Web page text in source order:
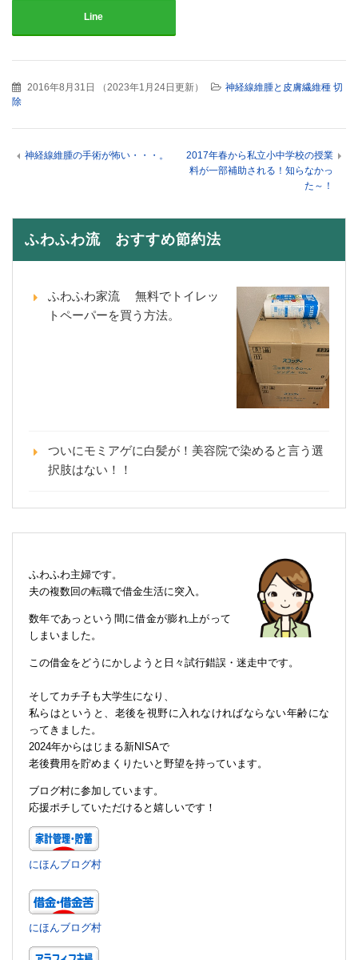
Line
2016年8月31日 （2023年1月24日更新）
神経線維腫と皮膚繊維種 切
除
神経線維腫の手術が怖い・・・。
2017年春から私立小中学校の授業
料が一部補助される！知らなかっ
た～！
ふわふわ流 おすすめ節約法
ふわふわ家流 無料でトイレッ
トペーパーを買う方法。
ついにモミアゲに白髪が！美容院で染めると言う選
択肢はない！！
ふわふわ主婦です。
夫の複数回の転職で借金生活に突入。
数年であっという間に借金が膨れ上がって
しまいました。
この借金をどうにかしようと日々試行錯誤・迷走中です。
そしてカチ子も大学生になり、
私らはというと、老後を視野に入れなければならない年齢にな
ってきました。
2024年からはじまる新NISAで
老後費用を貯めまくりたいと野望を持っています。
ブログ村に参加しています。
応援ポチしていただけると嬉しいです！
にほんブログ村
にほんブログ村